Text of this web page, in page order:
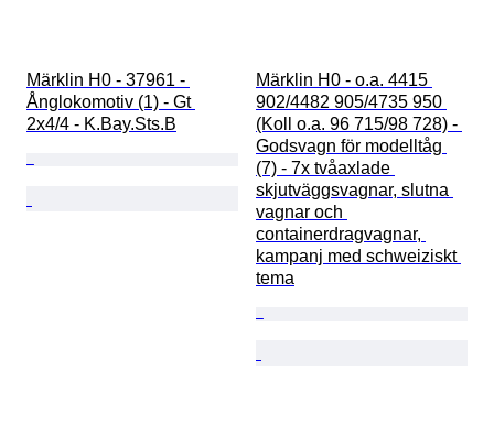
Märklin H0 - 37961 -
Ånglokomotiv (1) - Gt
2x4/4 - K.Bay.Sts.B
Märklin H0 - o.a. 4415
902/4482 905/4735 950
(Koll o.a. 96 715/98 728) -
Godsvagn för modelltåg
(7) - 7x tvåaxlade
skjutväggsvagnar, slutna
vagnar och
containerdragvagnar,
kampanj med schweiziskt
tema